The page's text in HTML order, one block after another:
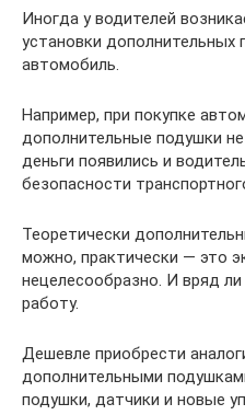
Иногда у водителей
установки дополнительных
автомобиль.
Например, при покупке
дополнительные подушки
деньги появились и
безопасности
Теоретически
можно, практически — это
нецелесообразно. И вряд
работу.
Дешевле приобрести
дополнительными
подушки, датчики и новые